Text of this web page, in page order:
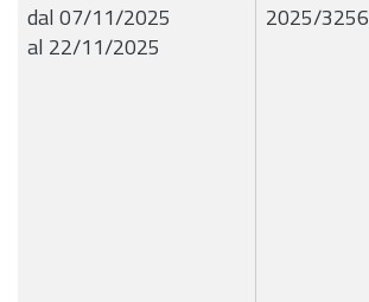
dal 07/11/2025
al 22/11/2025
2025/3256